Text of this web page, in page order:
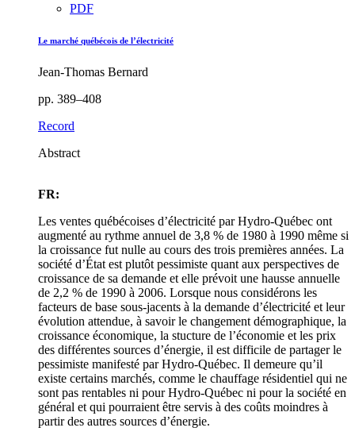
PDF
Le marché québécois de l’électricité
Jean-Thomas Bernard
pp. 389–408
Record
Abstract
FR:
Les ventes québécoises d’électricité par Hydro-Québec ont
augmenté au rythme annuel de 3,8 % de 1980 à 1990 même si
la croissance fut nulle au cours des trois premières années. La
société d’État est plutôt pessimiste quant aux perspectives de
croissance de sa demande et elle prévoit une hausse annuelle
de 2,2 % de 1990 à 2006. Lorsque nous considérons les
facteurs de base sous-jacents à la demande d’électricité et leur
évolution attendue, à savoir le changement démographique, la
croissance économique, la stucture de l’économie et les prix
des différentes sources d’énergie, il est difficile de partager le
pessimiste manifesté par Hydro-Québec. Il demeure qu’il
existe certains marchés, comme le chauffage résidentiel qui ne
sont pas rentables ni pour Hydro-Québec ni pour la société en
général et qui pourraient être servis à des coûts moindres à
partir des autres sources d’énergie.